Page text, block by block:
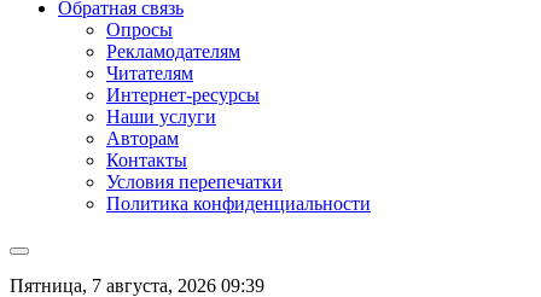
Обратная связь
Опросы
Рекламодателям
Читателям
Интернет-ресурсы
Наши услуги
Авторам
Контакты
Условия перепечатки
Политика конфиденциальности
Пятница, 7 августа, 2026 09:39